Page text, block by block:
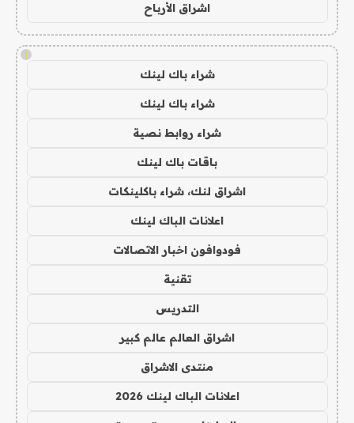
اشراق الأرباح
!
شراء باك لينك
شراء باك لينك
شراء روابط نصية
باقات باك لينك
اشراق لنك، شراء باكلينكات
اعلانات الباك لينك
فودوافون اخبار الاتصالات
تقنية
التدريس
اشراق العالم عالم كبير
منتدى الاشراق
اعلانات الباك لينك 2026